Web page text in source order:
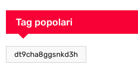
Tag popolari
dt9cha8ggsnkd3h